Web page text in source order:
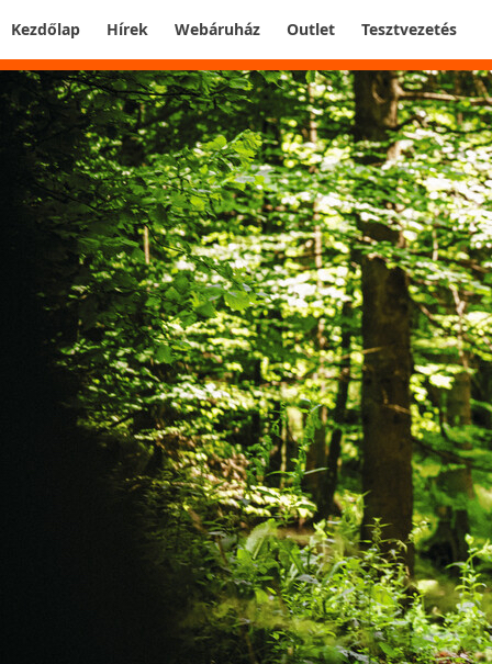
Kezdőlap Hírek Webáruház Outlet Tesztvezetés